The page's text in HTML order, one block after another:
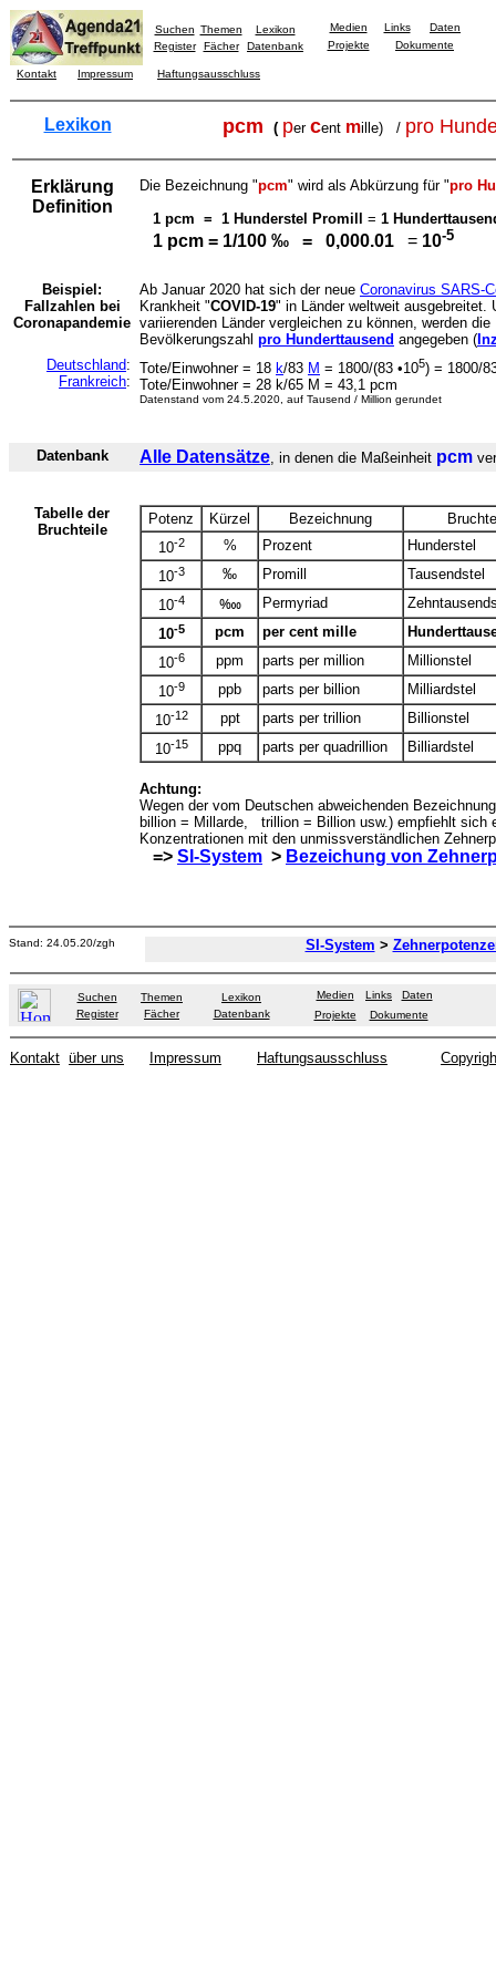
Suchen Themen
Lexikon
Register
Fächer Datenbank
Medien Links
Daten
Projekte
Dokumente
Kontakt Impressum Haftungsausschluss
Lexikon pcm ( per cent mille) / pro
Erklärung
Definition
Die Bezeichnung "pcm" wird als Abkürzung für "pro
1 pcm = 1 Hunderstel Promill
= 1
1 pcm = 1/100 ‰ = 0,000.01 = 10-5
Beispiel:
Fallzahlen bei
Coronapandemie
Ab Januar 2020 hat sich der neue Coronavirus SARS-
Krankheit "COVID-19" in Länder weltweit ausgebreitet.
variierenden Länder vergleichen zu können, werden
Bevölkerungszahl pro Hunderttausend angegeben (
Deutschland:
Frankreich:
Tote/Einwohner = 18 k/83 M = 1800/(83 •105) = 1800/
Tote/Einwohner = 28 k/65 M = 43,1 pcm
Datenstand vom 24.5.2020, auf Tausend / Million gerundet
Datenbank Alle Datensätze, in denen die Maßeinheit pcm
Tabelle der
Bruchteile
Potenz Kürzel Bezeichnung
10-2 % Prozent
Hunderstel
10-3 ‰ Promill
Tausendstel
10-4 ‱ Permyriad
10-5 pcm per cent mille
10-6 ppm parts per million
Millionstel
10-9 ppb parts per billion
Milliardstel
10-12 ppt parts per trillion
Billionstel
10-15 ppq parts per quadrillion Billiardstel
Achtung:
Wegen der vom Deutschen abweichenden
billion = Millarde, trillion = Billion usw.) empfiehlt sich
Konzentrationen mit den unmissverständlichen
=> SI-System > Bezeichung von
Stand: 24.05.20/zgh SI-System >
Suchen Themen
Lexikon
Register
Fächer Datenbank
Medien Links
Daten
Projekte
Dokumente
Kontakt über uns Impressum Haftungsausschluss